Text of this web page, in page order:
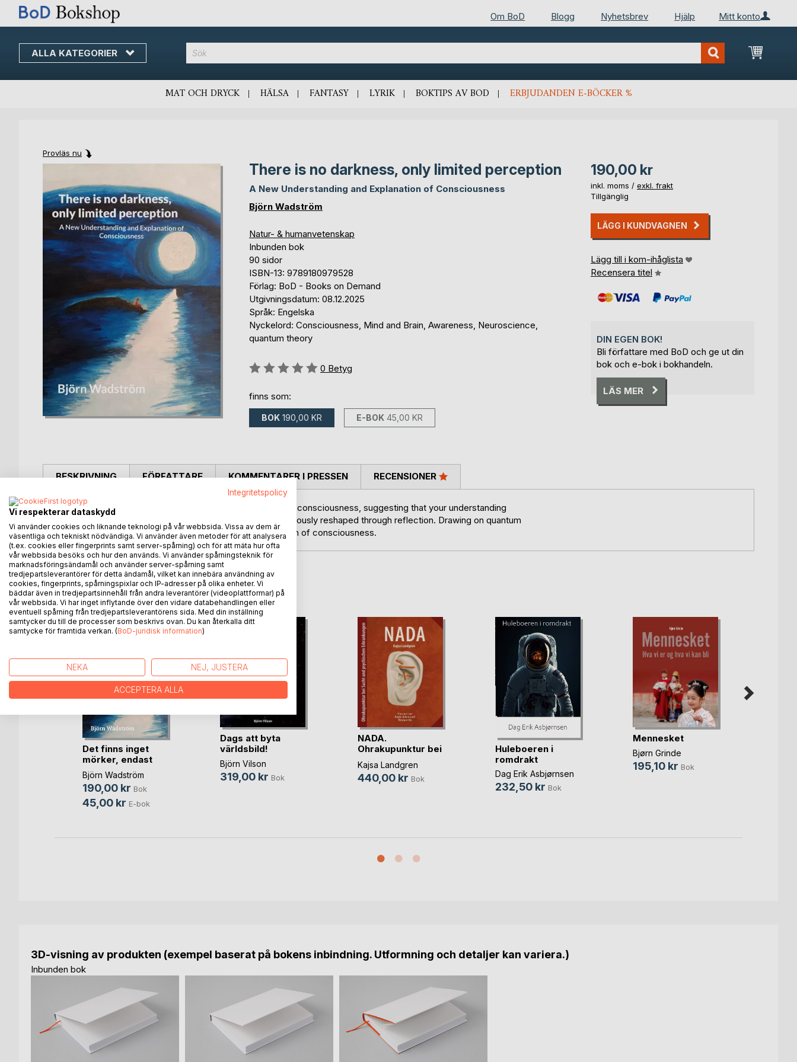
Mitt konto
Om BoD Blogg Nyhetsbrev Hjälp
ALLA KATEGORIER Min
MAT OCH DRYCK HÄLSA FANTASY LYRIK BOKTIPS AV BOD ERBJUDANDEN E-BÖCKER %
Provläs nu
the
end
the
images
gallery
the
beginning
the
images
gallery
There is no darkness, only limited perception
A New Understanding and Explanation of Consciousness
Björn Wadström
Natur- & humanvetenskap
Inbunden bok
90 sidor
ISBN-13: 9789180979528
Förlag: BoD - Books on Demand
Utgivningsdatum: 08.12.2025
Språk: Engelska
Nyckelord: Consciousness, Mind and Brain, Awareness, Neuroscience,
quantum theory
Betyg::
0 Betyg
finns som:
BOK 190,00 KR E-BOK 45,00 KR
190,00 kr
inkl. moms / exkl. frakt
Tillgänglig
LÄGG I KUNDVAGNEN
Lägg till i kom-ihåglista
Recensera titel
DIN EGEN BOK!
Bli författare med BoD och ge ut din
bok och e-bok i bokhandeln.
LÄS MER
BESKRIVNING
The content of the book aims to both explore and explain consciousness, suggesting that your understanding
evolves over time and that the explanation itself is continuously reshaped through reflection. Drawing on quantum
theory, the book offers a new perspective and explanation of consciousness.
FÖRFATTARE KOMMENTARER I PRESSEN RECENSIONER
ANDRA TITLAR HOSBoD
Det finns inget
mörker, endast
bri(...)
Björn Wadström
190,00 kr Bok
45,00 kr E-bok
Dags att byta
världsbild!
Björn Vilson
319,00 kr Bok
NADA.
Ohrakupunktur bei
Sucht und (...)
Kajsa Landgren
440,00 kr Bok
Huleboeren i
romdrakt
Dag Erik Asbjørnsen
232,50 kr Bok
Mennesket
Bjørn Grinde
195,10 kr Bok
3D-visning av produkten (exempel baserat på bokens inbindning. Utformning och detaljer kan variera.)
Inbunden bok
Integritetspolicy
Vi respekterar dataskydd
Vi använder cookies och liknande teknologi på vår webbsida. Vissa av dem är
väsentliga och tekniskt nödvändiga. Vi använder även metoder för att analysera
(t.ex. cookies eller fingerprints samt server-spårning) och för att mäta hur ofta
vår webbsida besöks och hur den används. Vi använder spårningsteknik för
marknadsföringsändamål och använder server-spårning samt
tredjepartsleverantörer för detta ändamål, vilket kan innebära användning av
cookies, fingerprints, spårningspixlar och IP-adresser på olika enheter. Vi
bäddar även in tredjepartsinnehåll från andra leverantörer (videoplattformar) på
vår webbsida. Vi har inget inflytande över den vidare databehandlingen eller
eventuell spårning från tredjepartsleverantörens sida. Med din inställning
samtycker du till de processer som beskrivs ovan. Du kan återkalla ditt
samtycke för framtida verkan. (BoD-juridisk information)
NEKA NEJ, JUSTERA
ACCEPTERA ALLA